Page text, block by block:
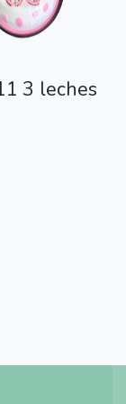
3 leches